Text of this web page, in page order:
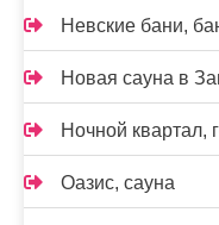
Невские бани,
Новая сауна в
Ночной квартал,
Оазис, сауна